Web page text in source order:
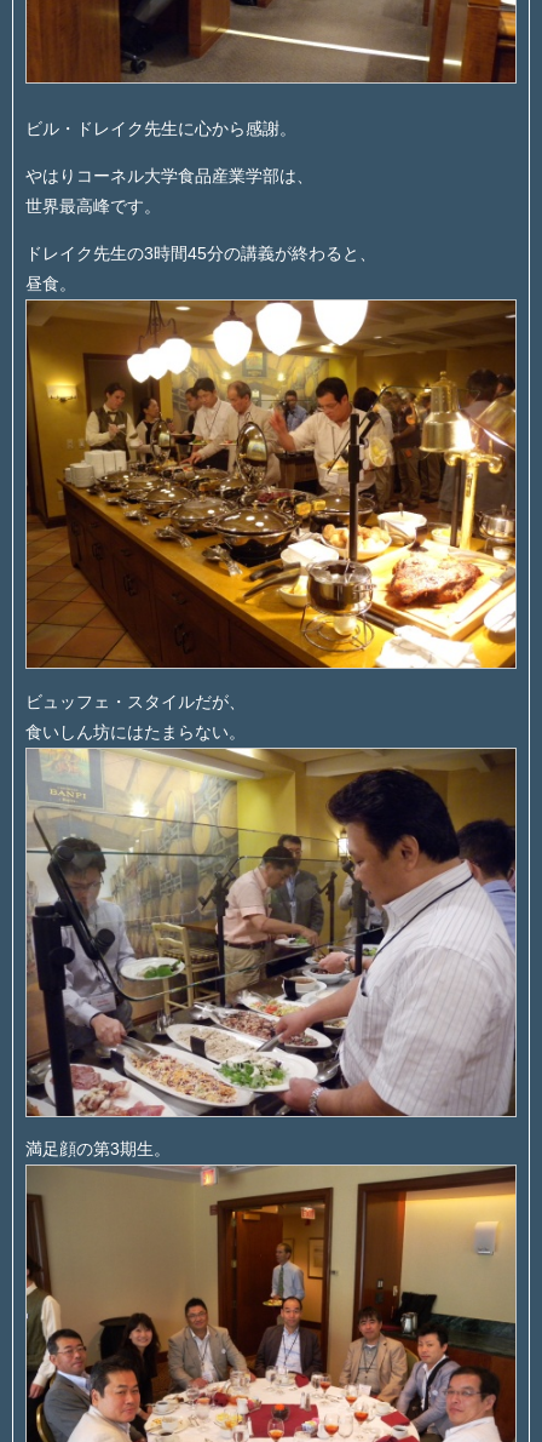
ビル・ドレイク先生に心から感謝。
やはりコーネル大学食品産業学部は、
世界最高峰です。
ドレイク先生の3時間45分の講義が終わると、
昼食。
ビュッフェ・スタイルだが、
食いしん坊にはたまらない。
満足顔の第3期生。